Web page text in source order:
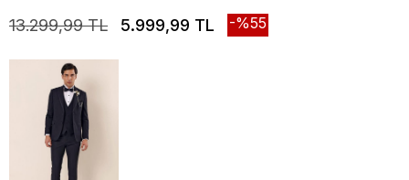
13.299,99 TL 5.999,99 TL 55